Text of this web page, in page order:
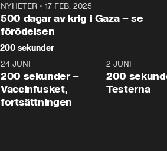
NYHETER • 17 FEB. 2025
500 dagar av krig i Gaza – se
förödelsen
200 sekunder
5:00
24 JUNI
200 sekunder –
Vaccinfusket,
fortsättningen
2 JUNI
200
Testerna